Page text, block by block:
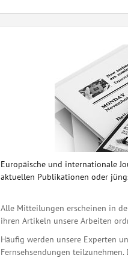
Europäische und internationale
aktuellen Publikationen oder
Alle Mitteilungen erscheinen in
ihren Artikeln unsere Arbeiten
Häufig werden unsere Experten
Fernsehsendungen